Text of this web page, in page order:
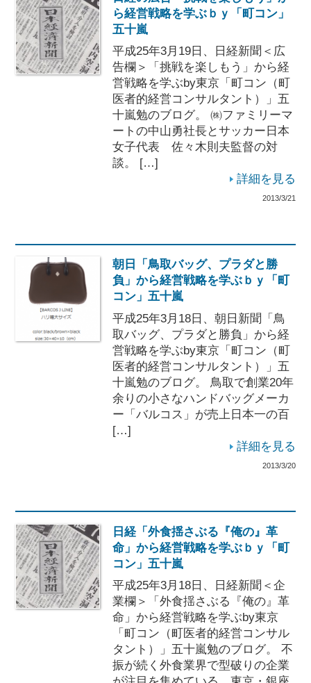
ら経営戦略を学ぶｂｙ「町コン」
五十嵐
平成25年3月19日、日経新聞＜広
告欄＞「挑戦を楽しもう」から経
営戦略を学ぶby東京「町コン（町
医者的経営コンサルタント）」五
十嵐勉のブログ。 ㈱ファミリーマ
ートの中山勇社長とサッカー日本
女子代表 佐々木則夫監督の対
談。 […]
詳細を見る
2013/3/21
朝日「鳥取バッグ、プラダと勝
負」から経営戦略を学ぶｂｙ「町
コン」五十嵐
平成25年3月18日、朝日新聞「鳥
取バッグ、プラダと勝負」から経
営戦略を学ぶby東京「町コン（町
医者的経営コンサルタント）」五
十嵐勉のブログ。 鳥取で創業20年
余りの小さなハンドバッグメーカ
ー「バルコス」が売上日本一の百
[…]
詳細を見る
2013/3/20
日経「外食揺さぶる『俺の』革
命」から経営戦略を学ぶｂｙ「町
コン」五十嵐
平成25年3月18日、日経新聞＜企
業欄＞「外食揺さぶる『俺の』革
命」から経営戦略を学ぶby東京
「町コン（町医者的経営コンサル
タント）」五十嵐勉のブログ。 不
振が続く外食業界で型破りの企業